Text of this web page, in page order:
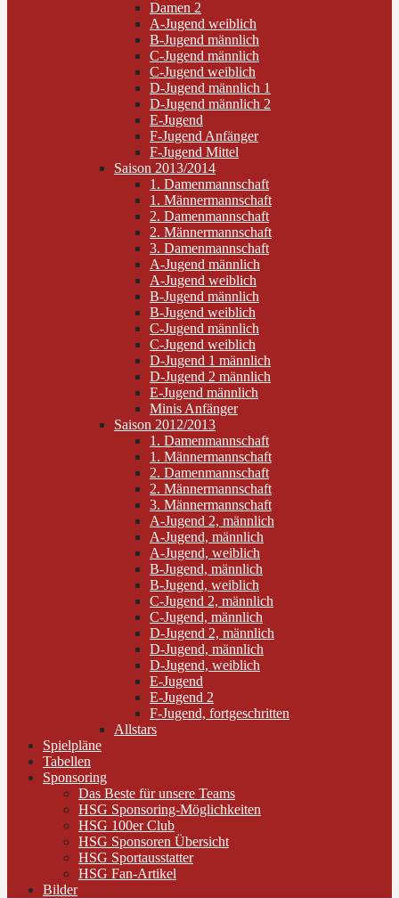
Damen 2
A-Jugend weiblich
B-Jugend männlich
C-Jugend männlich
C-Jugend weiblich
D-Jugend männlich 1
D-Jugend männlich 2
E-Jugend
F-Jugend Anfänger
F-Jugend Mittel
Saison 2013/2014
1. Damenmannschaft
1. Männermannschaft
2. Damenmannschaft
2. Männermannschaft
3. Damenmannschaft
A-Jugend männlich
A-Jugend weiblich
B-Jugend männlich
B-Jugend weiblich
C-Jugend männlich
C-Jugend weiblich
D-Jugend 1 männlich
D-Jugend 2 männlich
E-Jugend männlich
Minis Anfänger
Saison 2012/2013
1. Damenmannschaft
1. Männermannschaft
2. Damenmannschaft
2. Männermannschaft
3. Männermannschaft
A-Jugend 2, männlich
A-Jugend, männlich
A-Jugend, weiblich
B-Jugend, männlich
B-Jugend, weiblich
C-Jugend 2, männlich
C-Jugend, männlich
D-Jugend 2, männlich
D-Jugend, männlich
D-Jugend, weiblich
E-Jugend
E-Jugend 2
F-Jugend, fortgeschritten
Allstars
Spielpläne
Tabellen
Sponsoring
Das Beste für unsere Teams
HSG Sponsoring-Möglichkeiten
HSG 100er Club
HSG Sponsoren Übersicht
HSG Sportausstatter
HSG Fan-Artikel
Bilder